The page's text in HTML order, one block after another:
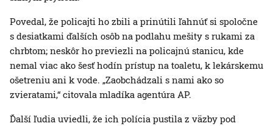
Povedal, že policajti ho zbili a prinútili ľahnúť si spoločne
s desiatkami ďalších osôb na podlahu mešity s rukami za
chrbtom; neskôr ho previezli na policajnú stanicu, kde
nemal viac ako šesť hodín prístup na toaletu, k lekárskemu
ošetreniu ani k vode. „Zaobchádzali s nami ako so
zvieratami,“ citovala mladíka agentúra AP.
Ďalší ľudia uviedli, že ich polícia pustila z väzby pod